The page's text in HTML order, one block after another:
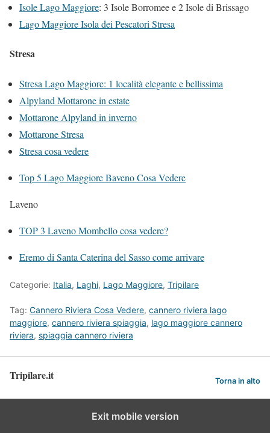
Isole Lago Maggiore: 3 Isole Borromee e 2 Isole di Brissago
Lago Maggiore Isola dei Pescatori Stresa
Stresa
Stresa Lago Maggiore: 1 località elegante e bellissima
Alpyland Mottarone in estate
Mottarone Alpyland in inverno
Mottarone Stresa
Stresa cosa vedere
Top 5 Lago Maggiore Baveno Cosa Vedere
Laveno
TOP 3 Laveno Mombello cosa vedere?
Eremo di Santa Caterina del Sasso come arrivare
Categorie: Italia, Laghi, Lago Maggiore, Tripilare
Tag: Cannero Riviera Cosa Vedere, cannero riviera lago
maggiore, cannero riviera spiaggia, lago maggiore cannero
riviera, spiaggia cannero riviera
Tripilare.it Torna in alto
Exit mobile version